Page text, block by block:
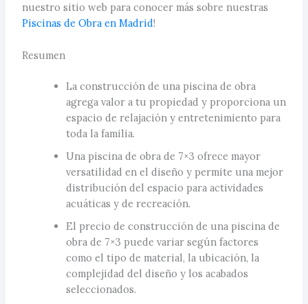
nuestro sitio web para conocer más sobre nuestras
Piscinas de Obra en Madrid!
Resumen
La construcción de una piscina de obra
agrega valor a tu propiedad y proporciona un
espacio de relajación y entretenimiento para
toda la familia.
Una piscina de obra de 7×3 ofrece mayor
versatilidad en el diseño y permite una mejor
distribución del espacio para actividades
acuáticas y de recreación.
El precio de construcción de una piscina de
obra de 7×3 puede variar según factores
como el tipo de material, la ubicación, la
complejidad del diseño y los acabados
seleccionados.